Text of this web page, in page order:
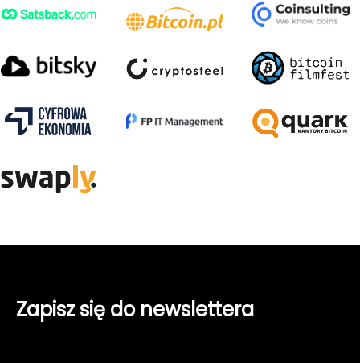
Zapisz się do newslettera